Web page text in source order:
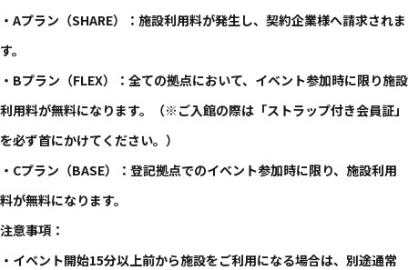
・Aプラン​（SHARE）​：施設利用料が​発生し、​契約企業様へ​請求されま
す。​
・Bプラン​（FLEX）​：全ての​拠点に​おいて、​イベント参加時に​限り施設
利用料が​無料に​なります。​（※ご入館の​際は​「ストラップ付き会員証」
を​必ず首に​かけてください。​）
・Cプラン​（BASE）​：登記拠点での​イベント参加時に​限り、​施設利用
料が​無料に​なります。​
注意事項：
・イベント開始15分以上​前から​施設を​ご利用になる​場合は、​別途通常